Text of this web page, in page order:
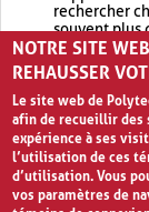
rechercher
souvent plus
Envisagez
retournera
NOTRE SITE
REHAUSSER
Le site web de
afin de recueillir
expérience à ses
l’utilisation de ces
d’utilisation. Vous
vos paramètres de